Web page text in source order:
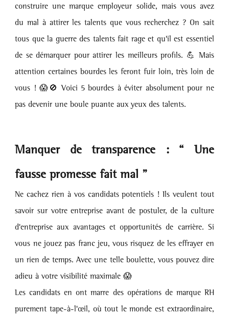
construire une marque employeur solide, mais vous avez
du mal à attirer les talents que vous recherchez ? On sait
tous que la guerre des talents fait rage et qu'il est essentiel
de se démarquer pour attirer les meilleurs profils. 💪 Mais
attention certaines bourdes les feront fuir loin, très loin de
vous ! 😱🚫 Voici 5 bourdes à éviter absolument pour ne
pas devenir une boule puante aux yeux des talents.
Manquer de transparence : “ Une
fausse promesse fait mal ”
Ne cachez rien à vos candidats potentiels ! Ils veulent tout
savoir sur votre entreprise avant de postuler, de la culture
d'entreprise aux avantages et opportunités de carrière. Si
vous ne jouez pas franc jeu, vous risquez de les effrayer en
un rien de temps. Avec une telle boulette, vous pouvez dire
adieu à votre visibilité maximale 😱
Les candidats en ont marre des opérations de marque RH
purement tape-à-l'œil, où tout le monde est extraordinaire,